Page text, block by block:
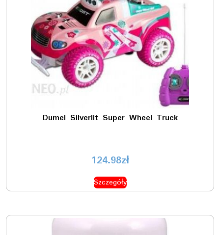
Dumel Silverlit Super Wheel Truck
124.98zł
Szczegóły